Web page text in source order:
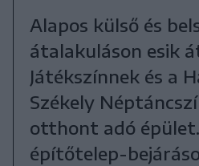
Alapos külső és
átalakuláson esik
Játékszínnek és a
Székely
otthont adó
építőtelep-